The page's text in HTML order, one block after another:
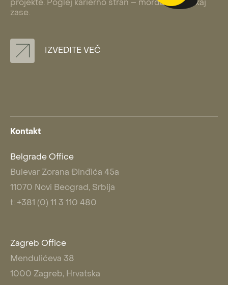
projekte. Poglej karierno stran – morda najdeš kaj
zase.
IZVEDITE VEČ
Kontakt
Belgrade Office
Bulevar Zorana Đinđića 45a
11070 Novi Beograd, Srbija
t: +381 (0) 11 3 110 480
Zagreb Office
Mendulićeva 38
1000 Zagreb, Hrvatska